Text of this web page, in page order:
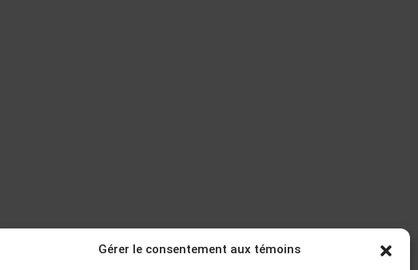
Gérer le consentement aux témoins